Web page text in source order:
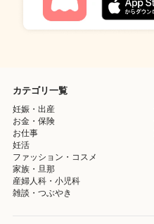
カテゴリ一覧
妊娠・出産
お金・保険
お仕事
妊活
ファッション・コスメ
家族・旦那
産婦人科・小児科
雑談・つぶやき